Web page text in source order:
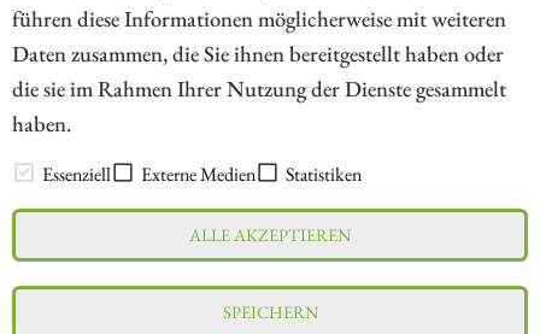
führen diese Informationen möglicherweise mit weiteren
Daten zusammen, die Sie ihnen bereitgestellt haben oder
die sie im Rahmen Ihrer Nutzung der Dienste gesammelt
haben.
Essenziell Externe Medien Statistiken
ALLE AKZEPTIEREN
SPEICHERN
// kapitalerhoehungen.de - © 2026 - Die Informationsplattform für
Investoren und Unternehmen rund um Kapitalerhöhung, Kapitalmarkt
und Unternehmensfinanzierung
LEXIKON
Impressum
Datenschutz
Interessenskonflikt & Risikohinweis